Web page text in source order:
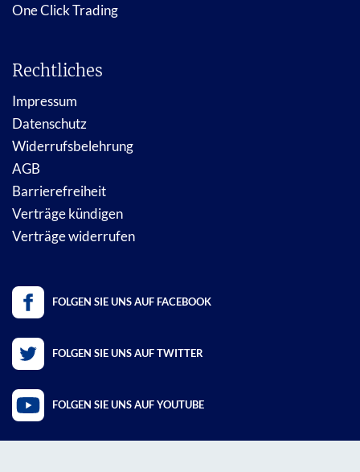
One Click Trading
Rechtliches
Impressum
Datenschutz
Widerrufsbelehrung
AGB
Barrierefreiheit
Verträge kündigen
Verträge widerrufen
FOLGEN SIE UNS AUF FACEBOOK
FOLGEN SIE UNS AUF TWITTER
FOLGEN SIE UNS AUF YOUTUBE